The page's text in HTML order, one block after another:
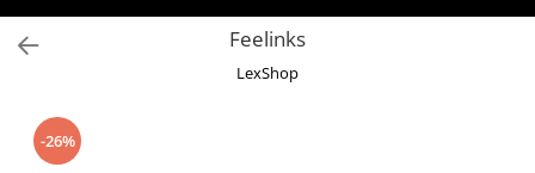
Extensii boardgames
Card Games (jocuri cu carti)
Jocuri pentru toata familia
Party Games (jocuri de petrecere)
Feelinks
LexShop
-26%